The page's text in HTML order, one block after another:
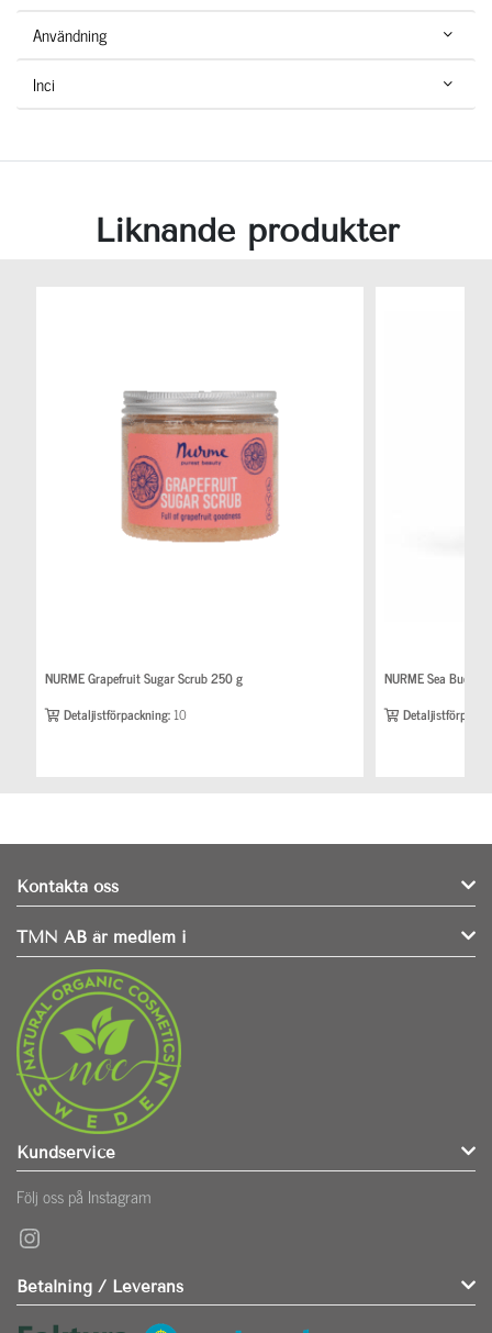
Användning
Inci
Liknande produkter
NURME Grapefruit Sugar Scrub 250 g
Detaljistförpackning:10
NURME Sea
Kontakta oss
TMN AB är medlem i
Kundservice
Följ oss på Instagram
Instagram
Betalning / Leverans